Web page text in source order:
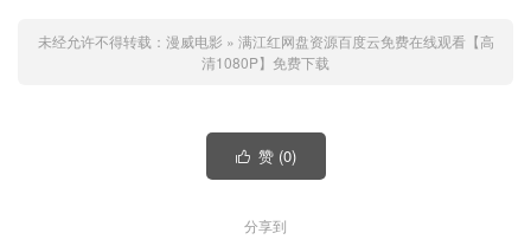
未经允许不得转载： 漫威电影 » 满江红网盘资源百度云免费在线观看【高
清1080P】免费下载
 赞 (0)
分享到